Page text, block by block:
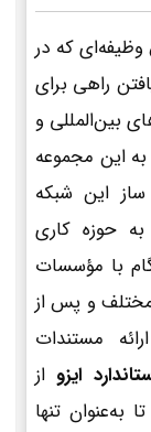
که در
راهی برای
بین‌المللی و
این مجموعه
این شبکه
به حوزه کاری
با مؤسسات
مختلف و پس از
مستندات
ایزو از
به‌عنوان تنها